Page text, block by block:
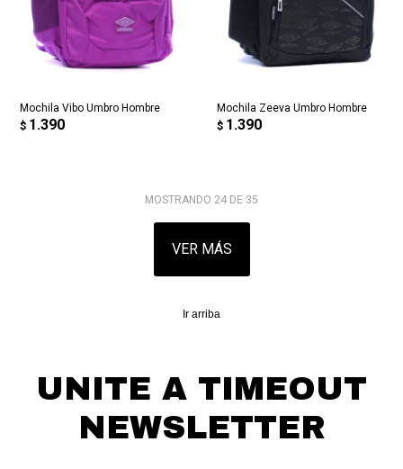
Mochila Vibo Umbro Hombre
$ 1.390
Mochila Zeeva Umbro Hombre
$ 1.390
MOSTRANDO 24 DE 35
VER MÁS
Ir arriba
UNITE A TIMEOUT
NEWSLETTER